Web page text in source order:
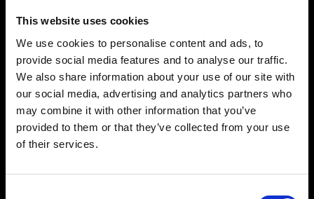
This website uses cookies
We use cookies to personalise content and ads, to
provide social media features and to analyse our traffic.
We also share information about your use of our site with
our social media, advertising and analytics partners who
may combine it with other information that you’ve
provided to them or that they’ve collected from your use
of their services.